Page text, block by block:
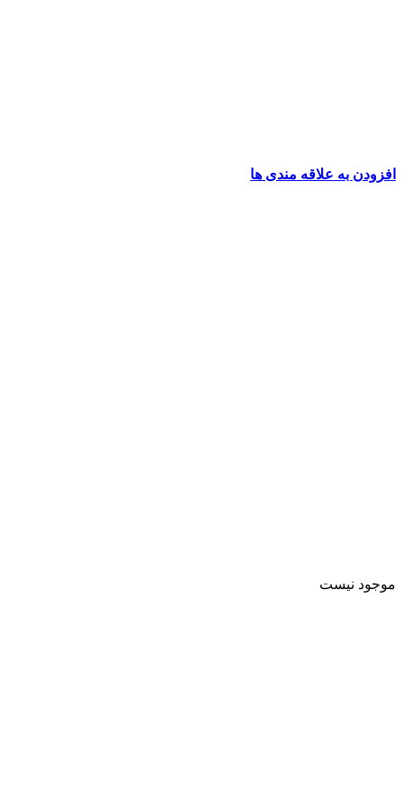
افزودن به علاقه مندی ها
موجود نیست